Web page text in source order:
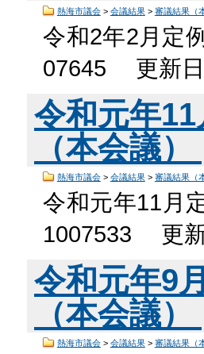
熱海市議会> 会議結果> 審議結果（
令和2年2月定
07645 更新
令和元年
（本会議）
熱海市議会> 会議結果> 審議結果（
令和元年11月
1007533 更
令和元年9
（本会議）
熱海市議会> 会議結果> 審議結果（